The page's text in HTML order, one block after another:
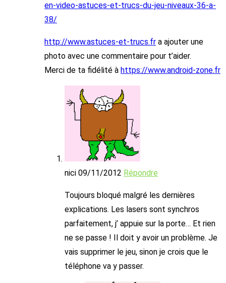
en-video-astuces-et-trucs-du-jeu-niveaux-36-a-
38/
http://www.astuces-et-trucs.fr a ajouter une
photo avec une commentaire pour t’aider.
Merci de ta fidélité à https://www.android-zone.fr
nici 09/11/2012 Répondre
Toujours bloqué malgré les dernières
explications. Les lasers sont synchros
parfaitement, j’ appuie sur la porte… Et rien
ne se passe ! Il doit y avoir un problème. Je
vais supprimer le jeu, sinon je crois que le
téléphone va y passer.